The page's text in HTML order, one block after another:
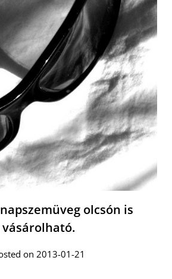
olcsón is
vásárolható.
on 2013-01-21